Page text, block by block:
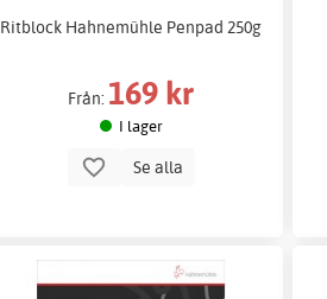
Ritblock Hahnemühle Penpad 250g
Från: 169 kr
I lager
Se alla